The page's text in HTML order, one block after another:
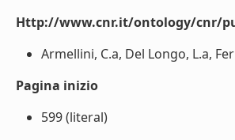
Http://www.cnr.it/ontology/cnr/
Armellini, C.a, Del Longo, L.a,
Pagina inizio
599 (literal)